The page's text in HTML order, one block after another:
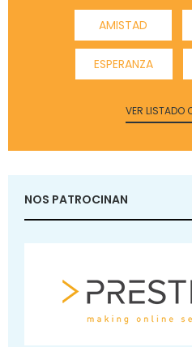
AMISTAD
ESPERANZA
VER LISTADO
NOS PATROCINAN